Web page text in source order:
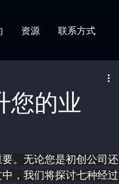
资源 联系方式
您的业
。无论您是初创公司还
，我们将探讨七种经过